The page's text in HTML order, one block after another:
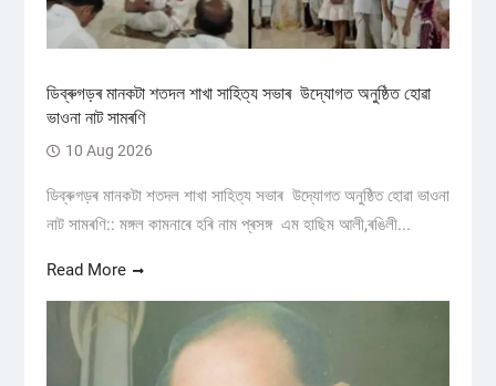
ডিব্ৰুগড়ৰ মানকটা শতদল শাখা সাহিত্য সভাৰ উদ্যোগত অনুষ্ঠিত হোৱা
ভাওনা নাট সামৰণি
10 Aug 2026
ডিব্ৰুগড়ৰ মানকটা শতদল শাখা সাহিত্য সভাৰ উদ্যোগত অনুষ্ঠিত হোৱা ভাওনা
নাট সামৰণি:: মঙ্গল কামনাৰে হৰি নাম প্ৰসঙ্গ এম হাছিম আলী,ৰঙিলী...
Read More